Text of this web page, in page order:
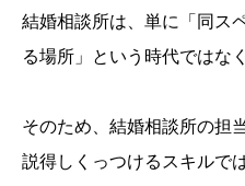
結婚相談所は、単に「同ス
る場所」という時代ではな
そのため、結婚相談所の担
説得しくっつけるスキルで